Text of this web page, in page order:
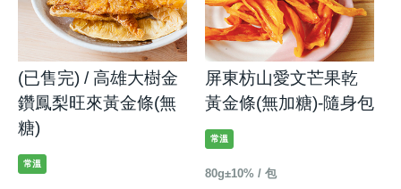
(已售完) / 高雄大樹金
鑽鳳梨旺來黃金條(無
糖)
常溫
屏東枋山愛文芒果乾
黃金條(無加糖)-隨身包
常溫
80g±10% / 包